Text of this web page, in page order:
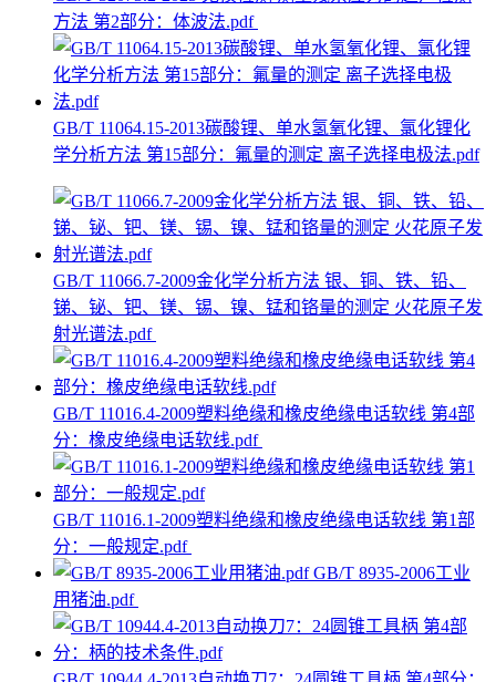
方法 第2部分：体波法.pdf
GB/T 11064.15-2013碳酸锂、单水氢氧化锂、氯化锂化
学分析方法 第15部分：氟量的测定 离子选择电极法.pdf
GB/T 11066.7-2009金化学分析方法 银、铜、铁、铅、
锑、铋、钯、镁、锡、镍、锰和铬量的测定 火花原子发
射光谱法.pdf
GB/T 11016.4-2009塑料绝缘和橡皮绝缘电话软线 第4部
分：橡皮绝缘电话软线.pdf
GB/T 11016.1-2009塑料绝缘和橡皮绝缘电话软线 第1部
分：一般规定.pdf
GB/T 8935-2006工业
用猪油.pdf